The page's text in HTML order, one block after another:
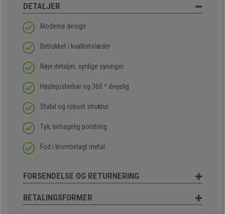
DETALJER
Moderne design
Betrukket i kvalitetslæder
Nøje detaljer, synlige syninger
Højdejusterbar og 360 º drejelig
Stabil og robust struktur
Tyk, behagelig polstring
Fod i krombelagt metal
FORSENDELSE OG RETURNERING
BETALINGSFORMER